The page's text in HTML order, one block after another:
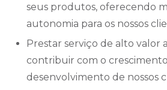
seus produtos, oferecendo
autonomia para os nossos
Prestar serviço de alto valor agregado a fim de
contribuir com o
desenvolvimento de nossos